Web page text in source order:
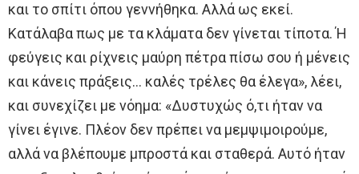
και το σπίτι όπου γεννήθηκα. Αλλά ως εκεί.
Κατάλαβα πως με τα κλάματα δεν γίνεται τίποτα. Ή
φεύγεις και ρίχνεις μαύρη πέτρα πίσω σου ή μένεις
και κάνεις πράξεις… καλές τρέλες θα έλεγα», λέει,
και συνεχίζει με νόημα: «Δυστυχώς ό,τι ήταν να
γίνει έγινε. Πλέον δεν πρέπει να μεμψιμοιρούμε,
αλλά να βλέπουμε μπροστά και σταθερά. Αυτό ήταν